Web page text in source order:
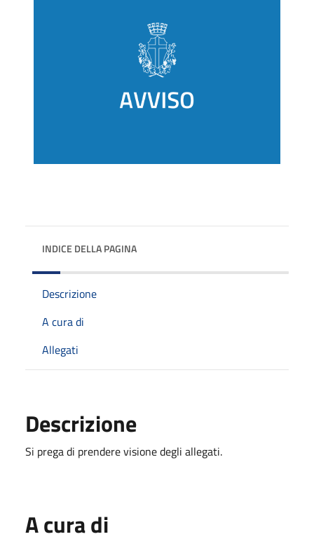
INDICE DELLA PAGINA
Descrizione
A cura di
Allegati
Descrizione
Si prega di prendere visione degli allegati.
A cura di